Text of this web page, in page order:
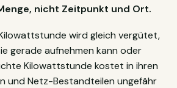
nicht Zeitpunkt und Ort.
wird gleich vergütet,
gerade aufnehmen kann oder
Kilowattstunde kostet in ihren
und Netz-Bestandteilen ungefähr